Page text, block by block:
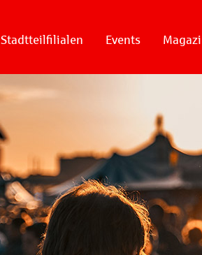
Stadtteilfilialen Events